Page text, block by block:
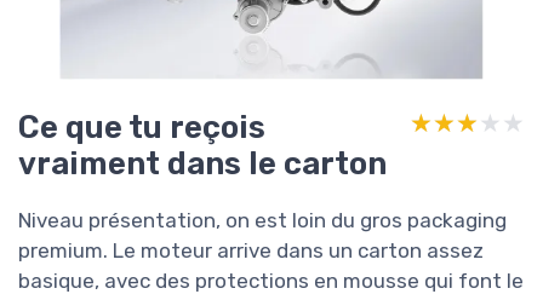
Ce que tu reçois
vraiment dans le carton
★★★★★
★★★★★
Niveau présentation, on est loin du gros packaging
premium. Le moteur arrive dans un carton assez
basique, avec des protections en mousse qui font le